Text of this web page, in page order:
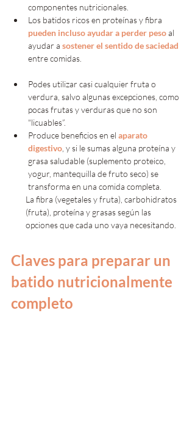
componentes nutricionales.
Los batidos ricos en proteínas y fibra
pueden incluso ayudar a perder peso al
ayudar a sostener el sentido de saciedad
entre comidas.
Podes utilizar casi cualquier fruta o
verdura, salvo algunas excepciones, como
pocas frutas y verduras que no son
"licuables”.
Produce beneficios en el aparato
digestivo , y si le sumas alguna proteína y
grasa saludable (suplemento proteico,
yogur, mantequilla de fruto seco) se
transforma en una comida completa.
        La fibra (vegetales y fruta), carbohidratos
        (fruta), proteína y grasas según las
        opciones que cada uno vaya necesitando.
Claves para preparar un
batido nutricionalmente
completo